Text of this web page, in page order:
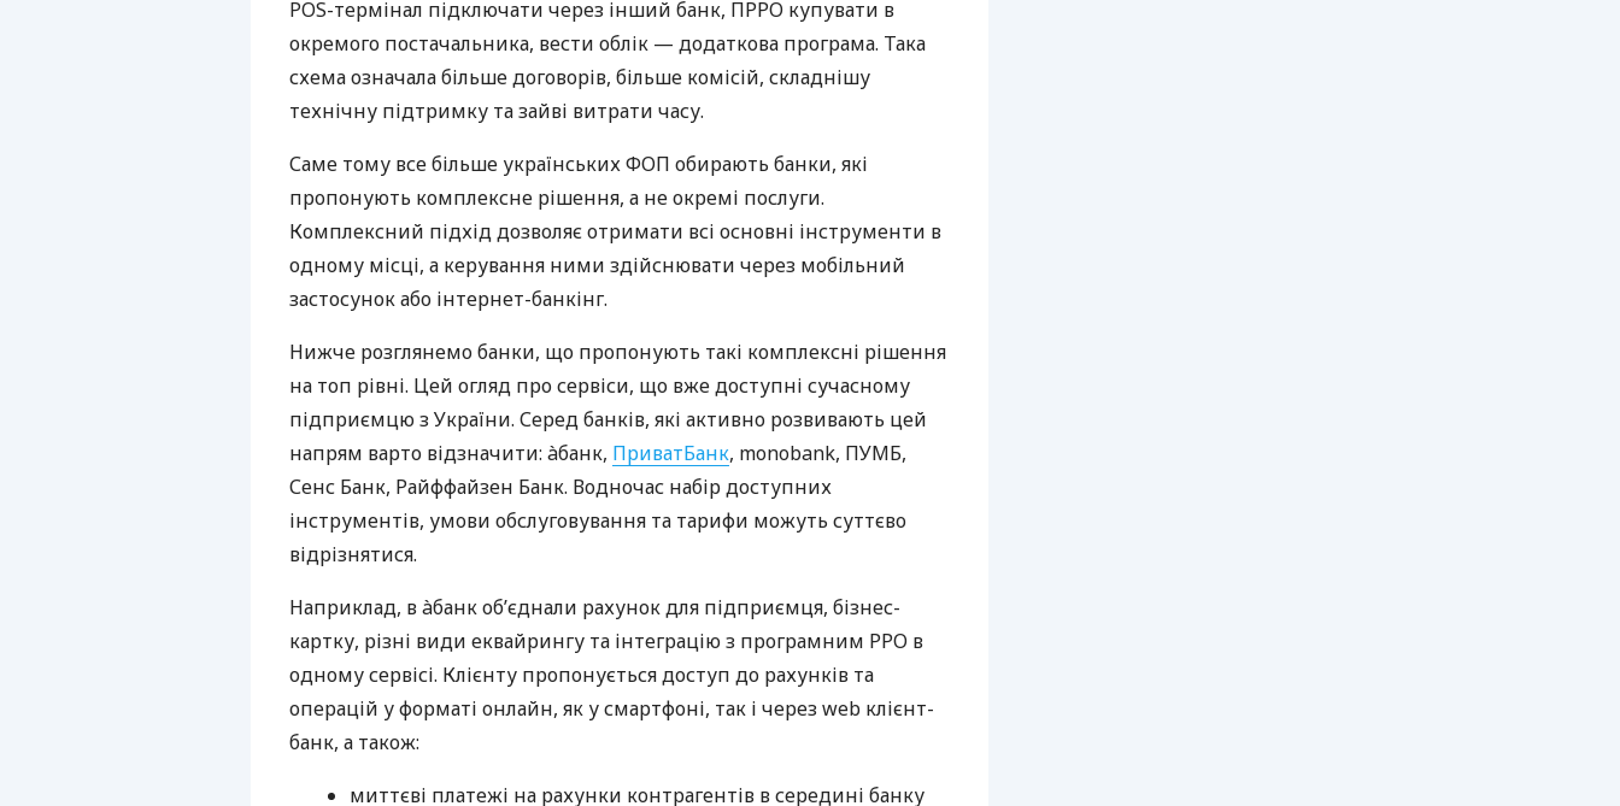
POS-термінал підключати через інший банк, ПРРО купувати в
окремого постачальника, вести облік — додаткова програма. Така
схема означала більше договорів, більше комісій, складнішу
технічну підтримку та зайві витрати часу.
Саме тому все більше українських ФОП обирають банки, які
пропонують комплексне рішення, а не окремі послуги.
Комплексний підхід дозволяє отримати всі основні інструменти в
одному місці, а керування ними здійснювати через мобільний
застосунок або інтернет-банкінг.
Нижче розглянемо банки, що пропонують такі комплексні рішення
на топ рівні. Цей огляд про сервіси, що вже доступні сучасному
підприємцю з України. Серед банків, які активно розвивають цей
напрям варто відзначити: àбанк, ПриватБанк, monobank, ПУМБ,
Сенс Банк, Райффайзен Банк. Водночас набір доступних
інструментів, умови обслуговування та тарифи можуть суттєво
відрізнятися.
Наприклад, в àбанк об’єднали рахунок для підприємця, бізнес-
картку, різні види еквайрингу та інтеграцію з програмним РРО в
одному сервісі. Клієнту пропонується доступ до рахунків та
операцій у форматі онлайн, як у смартфоні, так і через web клієнт-
банк, а також:
миттєві платежі на рахунки контрагентів в середині банку